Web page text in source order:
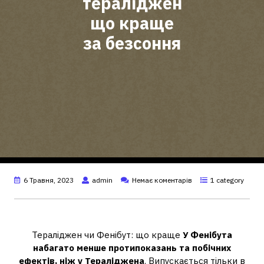
що краще
за безсоння
6 Травня, 2023 admin Немає коментарів 1 category
Тераліджен чи Фенібут: що краще У Фенібута
набагато менше протипоказань та побічних
ефектів, ніж у Тераліджена. Випускається тільки в